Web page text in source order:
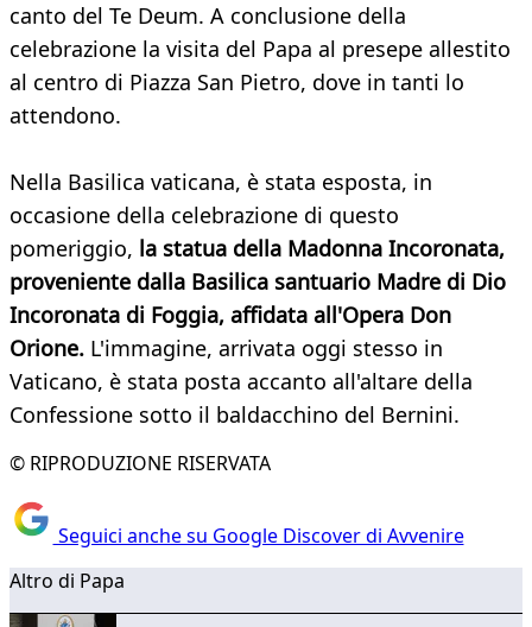
canto del Te Deum. A conclusione della
celebrazione la visita del Papa al presepe allestito
al centro di Piazza San Pietro, dove in tanti lo
attendono.
Nella Basilica vaticana, è stata esposta, in
occasione della celebrazione di questo
pomeriggio, la statua della Madonna Incoronata,
proveniente dalla Basilica santuario Madre di Dio
Incoronata di Foggia, affidata all'Opera Don
Orione. L'immagine, arrivata oggi stesso in
Vaticano, è stata posta accanto all'altare della
Confessione sotto il baldacchino del Bernini.
© RIPRODUZIONE RISERVATA
Seguici anche su Google Discover di Avvenire
Altro di Papa